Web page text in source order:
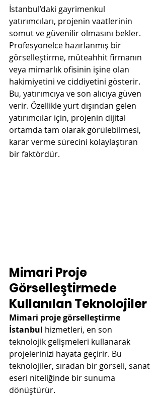
İstanbul’daki gayrimenkul
yatırımcıları, projenin vaatlerinin
somut ve güvenilir olmasını bekler.
Profesyonelce hazırlanmış bir
görselleştirme, müteahhit firmanın
veya mimarlık ofisinin işine olan
hakimiyetini ve ciddiyetini gösterir.
Bu, yatırımcıya ve son alıcıya güven
verir. Özellikle yurt dışından gelen
yatırımcılar için, projenin dijital
ortamda tam olarak görülebilmesi,
karar verme sürecini kolaylaştıran
bir faktördür.
Mimari Proje
Görselleştirmede
Kullanılan Teknolojiler
Mimari proje görselleştirme
İstanbul hizmetleri, en son
teknolojik gelişmeleri kullanarak
projelerinizi hayata geçirir. Bu
teknolojiler, sıradan bir görseli, sanat
eseri niteliğinde bir sunuma
dönüştürür.